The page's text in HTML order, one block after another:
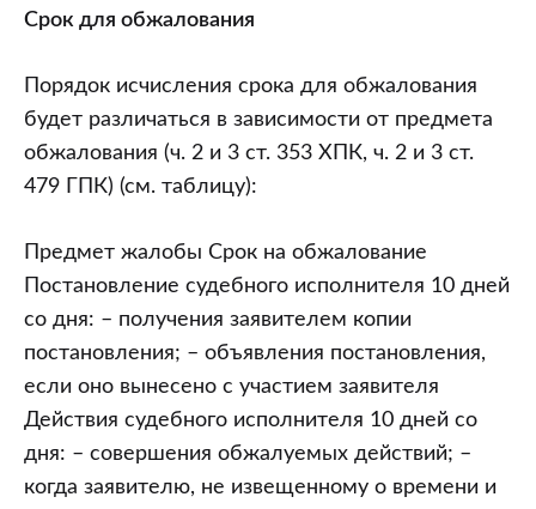
Срок для обжалования
Порядок исчисления срока для обжалования
будет различаться в зависимости от предмета
обжалования (ч. 2 и 3 ст. 353 ХПК, ч. 2 и 3 ст.
479 ГПК) (см. таблицу):
Предмет жалобы Срок на обжалование
Постановление судебного исполнителя 10 дней
со дня: – получения заявителем копии
постановления; – объявления постановления,
если оно вынесено с участием заявителя
Действия судебного исполнителя 10 дней со
дня: – совершения обжалуемых действий; –
когда заявителю, не извещенному о времени и